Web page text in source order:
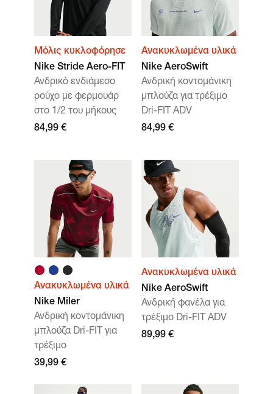
Μόλις κυκλοφόρησε
Nike Stride Aero-FIT
Ανδρικό ενδιάμεσο
ρούχο με φερμουάρ
στο 1/2 του μήκους
84,99 €
Ανακυκλωμένα υλικά
Nike AeroSwift
Ανδρική κοντομάνικη
μπλούζα για τρέξιμο
Dri-FIT ADV
84,99 €
Ανακυκλωμένα υλικά
Nike Miler
Ανδρική κοντομάνικη
μπλούζα Dri-FIT για
τρέξιμο
39,99 €
Ανακυκλωμένα υλικά
Nike AeroSwift
Ανδρική φανέλα για
τρέξιμο Dri-FIT ADV
89,99 €